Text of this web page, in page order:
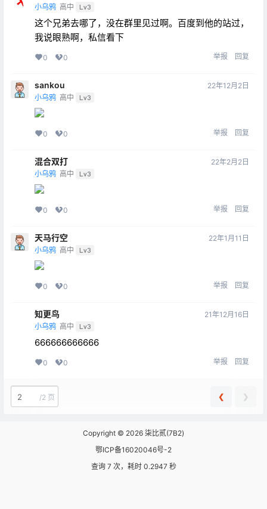
小乌鸦 高中 Lv3
这个兄弟去哪了，没在群里见过啊。百度到他的站过，
我说眼熟啊，私信看下
0 0 举报 回复
sankou
小乌鸦 高中 Lv3
22年12月2日
0 0 举报 回复
混合双打
小乌鸦 高中 Lv3
22年2月2日
0 0 举报 回复
天马行空
小乌鸦 高中 Lv3
22年1月11日
0 0 举报 回复
知更鸟
小乌鸦 高中 Lv3
21年12月16日
666666666666
0 0 举报 回复
/2 页 ❮ ❯
Copyright © 2026 柒比贰(7B2)
鄂ICP备16020046号-2
查询 7 次，耗时 0.2947 秒